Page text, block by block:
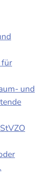
für
und